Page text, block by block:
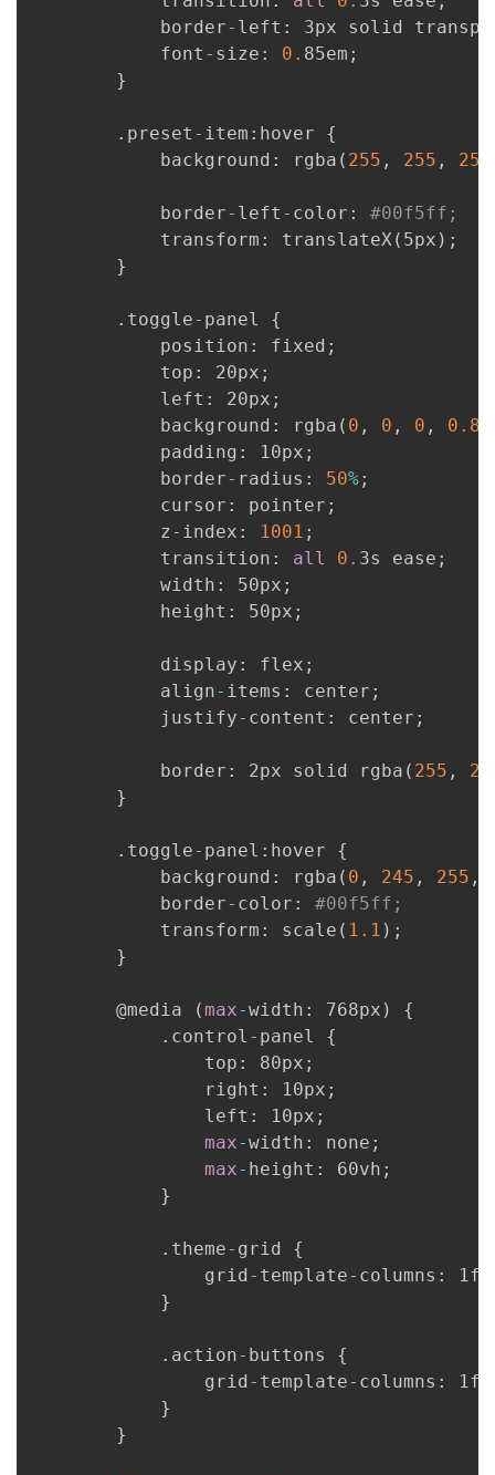
            border
- left :
3px solid
            font
- size : 0. 85em ;
}
. preset - item : hover {
            background
: rgba ( 255 , 255 , 255
            border
- left - color :
#00f5ff;
            transform
: translateX( 5px ) ;
}
. toggle- panel {
            position
: fixed ;
            top
: 20px ;
            left
: 20px ;
            background
: rgba ( 0 , 0 , 0 , 0.8
            padding
: 10px ;
            border
- radius : 50%;
            cursor
: pointer ;
            z
- index : 1001 ;
            transition
: all 0. 3s ease ;
            width
: 50px ;
            height
: 50px ;
            display
: flex ;
            align
- items : center ;
            justify
- content : center ;
            border
: 2px solid rgba ( 255 ,
}
. toggle- panel : hover {
            background
: rgba ( 0 , 245 , 255 ,
            border
- color :
#00f5ff;
            transform
: scale ( 1.1 ) ;
}
@media ( max-width : 768px )
{
. control - panel {
                top
: 80px ;
                right
: 10px ;
                left
: 10px ;
max-width : none ;
max- height : 60vh ;
}
. theme- grid {
                grid
- template- columns : 1fr
}
. action- buttons {
                grid
- template- columns : 1fr
}
}